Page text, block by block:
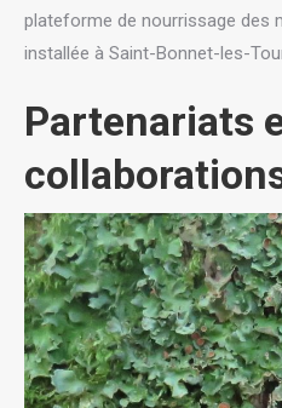
plateforme de nourrissage des
installée à Saint-Bonnet-les-
Partenariats